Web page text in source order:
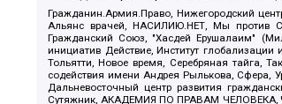
Гражданин.Армия.Право, Нижегородский
Альянс врачей, НАСИЛИЮ.НЕТ, Мы против
Гражданский Союз, "Хасдей Ерушалаим"
инициатив Действие, Институт
Тольятти, Новое время, Серебряная тайга,
содействия имени Андрея Рылькова, Сфера,
Дальневосточный центр развития
Сутяжник, АКАДЕМИЯ ПО ПРАВАМ ЧЕЛОВЕКА,